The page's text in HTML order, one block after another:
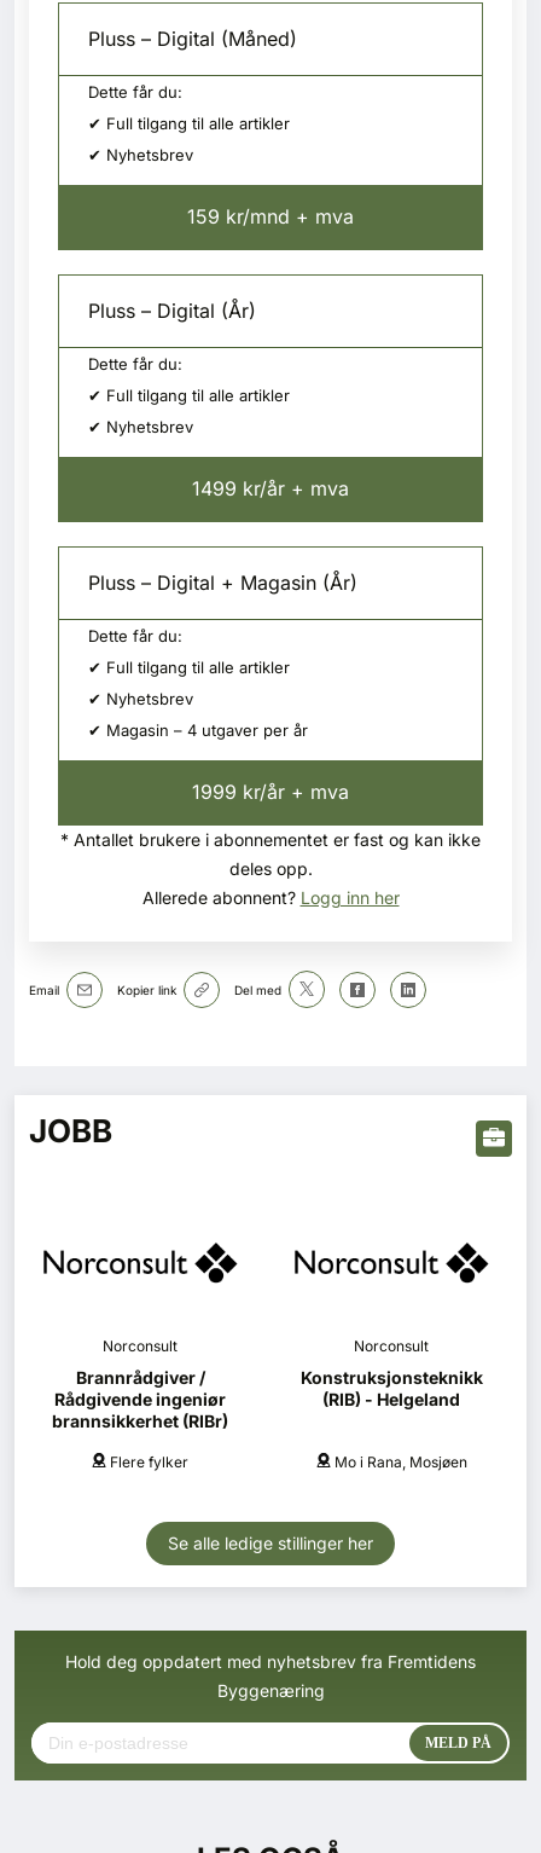
SE BLADARKIV
Pluss – Digital (Måned)
Dette får du:
✔ Full tilgang til alle artikler
✔ Nyhetsbrev
159 kr/mnd + mva
Pluss – Digital (År)
Dette får du:
✔ Full tilgang til alle artikler
✔ Nyhetsbrev
1499 kr/år + mva
Pluss – Digital + Magasin (År)
Dette får du:
✔ Full tilgang til alle artikler
✔ Nyhetsbrev
✔ Magasin – 4 utgaver per år
1999 kr/år + mva
* Antallet brukere i abonnementet er fast og kan ikke
deles opp.
Allerede abonnent? Logg inn her
Email Kopier link Del med
JOBB
Norconsult
Brannrådgiver /
Rådgivende ingeniør
brannsikkerhet (RIBr)
Flere fylker
Norconsult
Konstruksjonsteknikk
(RIB) - Helgeland
Mo i Rana, Mosjøen
Se alle ledige stillinger her
Hold deg oppdatert med nyhetsbrev fra Fremtidens
Byggenæring